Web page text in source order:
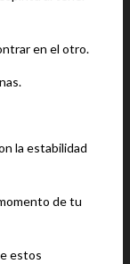
en el otro.
la estabilidad
de tu
estos